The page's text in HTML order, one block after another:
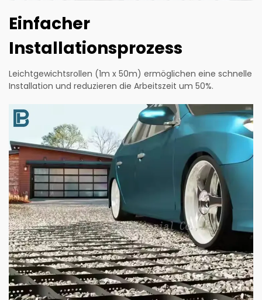
Einfacher
Installationsprozess
Leichtgewichtsrollen (1m x 50m) ermöglichen eine schnelle
Installation und reduzieren die Arbeitszeit um 50%.